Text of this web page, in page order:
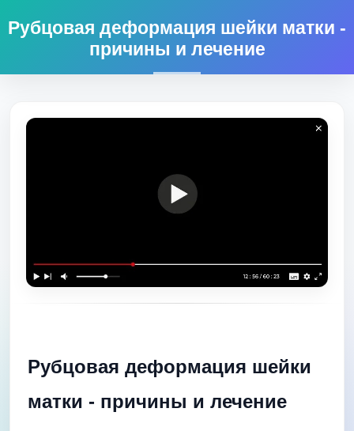
Рубцовая деформация шейки матки -
причины и лечение
Рубцовая деформация шейки
матки - причины и лечение